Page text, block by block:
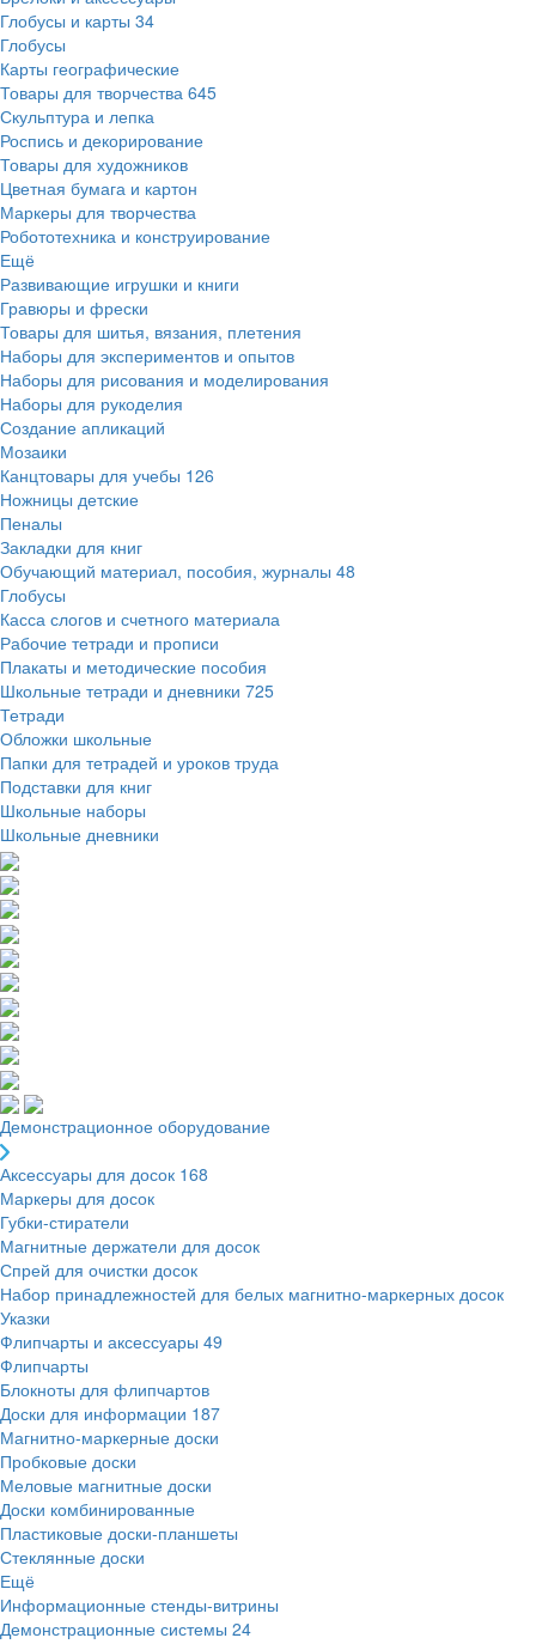
Глобусы и карты 34
Глобусы
Карты географические
Товары для творчества 645
Скульптура и лепка
Роспись и декорирование
Товары для художников
Цветная бумага и картон
Маркеры для творчества
Робототехника и конструирование
Ещё
Развивающие игрушки и книги
Гравюры и фрески
Товары для шитья, вязания, плетения
Наборы для экспериментов и опытов
Наборы для рисования и моделирования
Наборы для рукоделия
Создание апликаций
Мозаики
Канцтовары для учебы 126
Ножницы детские
Пеналы
Закладки для книг
Обучающий материал, пособия, журналы 48
Глобусы
Касса слогов и счетного материала
Рабочие тетради и прописи
Плакаты и методические пособия
Школьные тетради и дневники 725
Тетради
Обложки школьные
Папки для тетрадей и уроков труда
Подставки для книг
Школьные наборы
Школьные дневники
Демонстрационное оборудование
Аксессуары для досок 168
Маркеры для досок
Губки-стиратели
Магнитные держатели для досок
Спрей для очистки досок
Набор принадлежностей для белых магнитно-маркерных досок
Указки
Флипчарты и аксессуары 49
Флипчарты
Блокноты для флипчартов
Доски для информации 187
Магнитно-маркерные доски
Пробковые доски
Меловые магнитные доски
Доски комбинированные
Пластиковые доски-планшеты
Стеклянные доски
Ещё
Информационные стенды-витрины
Демонстрационные системы 24